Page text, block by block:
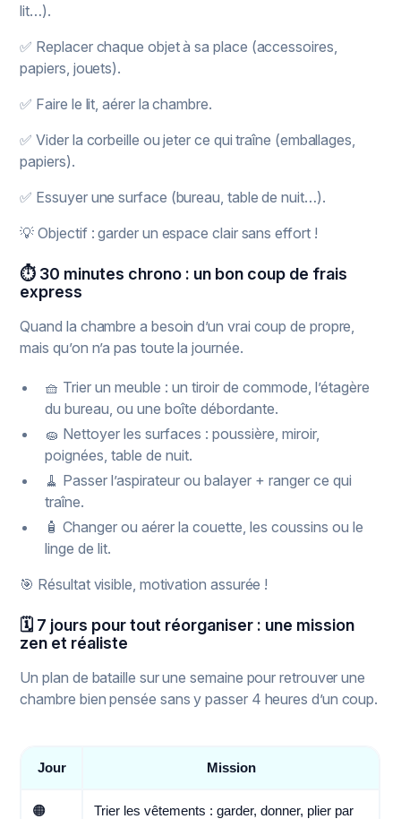
lit…).
✅ Replacer chaque objet à sa place (accessoires,
papiers, jouets).
✅ Faire le lit, aérer la chambre.
✅ Vider la corbeille ou jeter ce qui traîne (emballages,
papiers).
✅ Essuyer une surface (bureau, table de nuit…).
💡 Objectif : garder un espace clair sans effort !
⏱️ 30 minutes chrono : un bon coup de frais
express
Quand la chambre a besoin d’un vrai coup de propre,
mais qu’on n’a pas toute la journée.
🧺 Trier un meuble : un tiroir de commode, l’étagère
du bureau, ou une boîte débordante.
🧽 Nettoyer les surfaces : poussière, miroir,
poignées, table de nuit.
🧹 Passer l’aspirateur ou balayer + ranger ce qui
traîne.
🧴 Changer ou aérer la couette, les coussins ou le
linge de lit.
🎯 Résultat visible, motivation assurée !
🗓️ 7 jours pour tout réorganiser : une mission
zen et réaliste
Un plan de bataille sur une semaine pour retrouver une
chambre bien pensée sans y passer 4 heures d’un coup.
Jour Mission
🟠
Trier les vêtements : garder, donner, plier par